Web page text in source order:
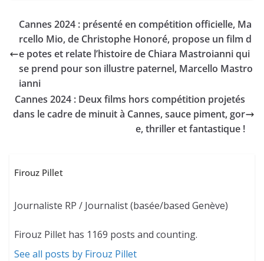
Cannes 2024 : présenté en compétition officielle, Ma
rcello Mio, de Christophe Honoré, propose un film d
e potes et relate l’histoire de Chiara Mastroianni qui
se prend pour son illustre paternel, Marcello Mastro
ianni
Cannes 2024 : Deux films hors compétition projetés
dans le cadre de minuit à Cannes, sauce piment, gor
e, thriller et fantastique !
Firouz Pillet
Journaliste RP / Journalist (basée/based Genève)
Firouz Pillet has 1169 posts and counting.
See all posts by Firouz Pillet